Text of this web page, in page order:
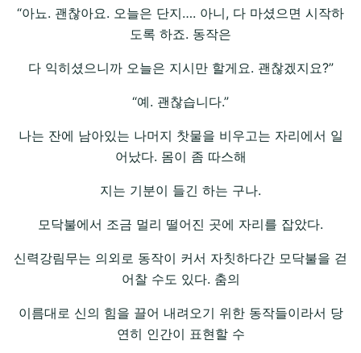
“아뇨. 괜찮아요. 오늘은 단지…. 아니, 다 마셨으면 시작하
도록 하죠. 동작은
다 익히셨으니까 오늘은 지시만 할게요. 괜찮겠지요?”
“예. 괜찮습니다.”
나는 잔에 남아있는 나머지 찻물을 비우고는 자리에서 일
어났다. 몸이 좀 따스해
지는 기분이 들긴 하는 구나.
모닥불에서 조금 멀리 떨어진 곳에 자리를 잡았다.
신력강림무는 의외로 동작이 커서 자칫하다간 모닥불을 걷
어찰 수도 있다. 춤의
이름대로 신의 힘을 끌어 내려오기 위한 동작들이라서 당
연히 인간이 표현할 수